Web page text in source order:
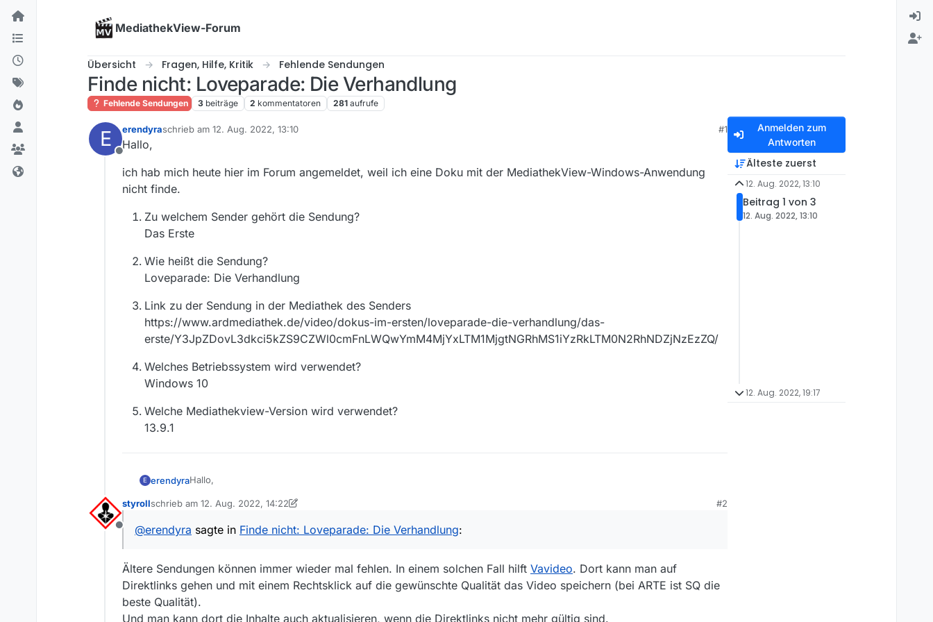
Skip to content
MediathekView-Forum
Übersicht Fragen, Hilfe, Kritik Fehlende Sendungen
Finde nicht: Loveparade: Die Verhandlung
Fehlende Sendungen 3 beiträge 2 kommentatoren 281 aufrufe
E
Offline
erendyraschrieb am 12. Aug. 2022, 13:10
zuletzt editiert von
#1
Hallo,
ich hab mich heute hier im Forum angemeldet, weil ich eine Doku mit der MediathekView-Windows-Anwendung
nicht finde.
Zu welchem Sender gehört die Sendung?
Das Erste
Wie heißt die Sendung?
Loveparade: Die Verhandlung
Link zu der Sendung in der Mediathek des Senders
https://www.ardmediathek.de/video/dokus-im-ersten/loveparade-die-verhandlung/das-
erste/Y3JpZDovL3dkci5kZS9CZWl0cmFnLWQwYmM4MjYxLTM1MjgtNGRhMS1iYzRkLTM0N2RhNDZjNzEzZQ/
Welches Betriebssystem wird verwendet?
Windows 10
Welche Mediathekview-Version wird verwendet?
13.9.1
E erendyraHallo,
ich hab mich heute hier im Forum angemeldet, weil ich eine Doku mit der MediathekView-Windows-Anwendung nicht
Zu welchem Sender gehört die Sendung?
Wie heißt die Sendung?
Loveparade: Die Verhandlung
Offline
styrollschrieb am 12. Aug. 2022, 14:22
zuletzt editiert von styroll8. Dez. 2022, 16:23
#2
@erendyra sagte in Finde nicht: Loveparade: Die Verhandlung:
Ältere Sendungen können immer wieder mal fehlen. In einem solchen Fall hilft Vavideo. Dort kann man auf
Direktlinks gehen und mit einem Rechtsklick auf die gewünschte Qualität das Video speichern (bei ARTE ist SQ die
beste Qualität).
Und man kann dort die Inhalte auch aktualisieren, wenn die Direktlinks nicht mehr gültig sind.
Anmelden zum
Antworten
Älteste zuerst
12. Aug. 2022, 13:10
Beitrag 1 von 3
12. Aug. 2022, 13:10
12. Aug. 2022, 19:17